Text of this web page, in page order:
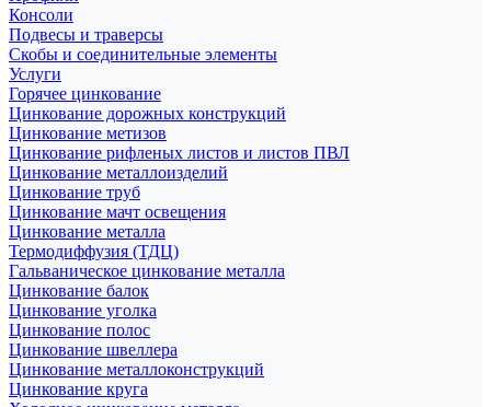
Консоли
Подвесы и траверсы
Скобы и соединительные элементы
Услуги
Горячее цинкование
Цинкование дорожных конструкций
Цинкование метизов
Цинкование рифленых листов и листов ПВЛ
Цинкование металлоизделий
Цинкование труб
Цинкование мачт освещения
Цинкование металла
Термодиффузия (ТДЦ)
Гальваническое цинкование металла
Цинкование балок
Цинкование уголка
Цинкование полос
Цинкование швеллера
Цинкование металлоконструкций
Цинкование круга